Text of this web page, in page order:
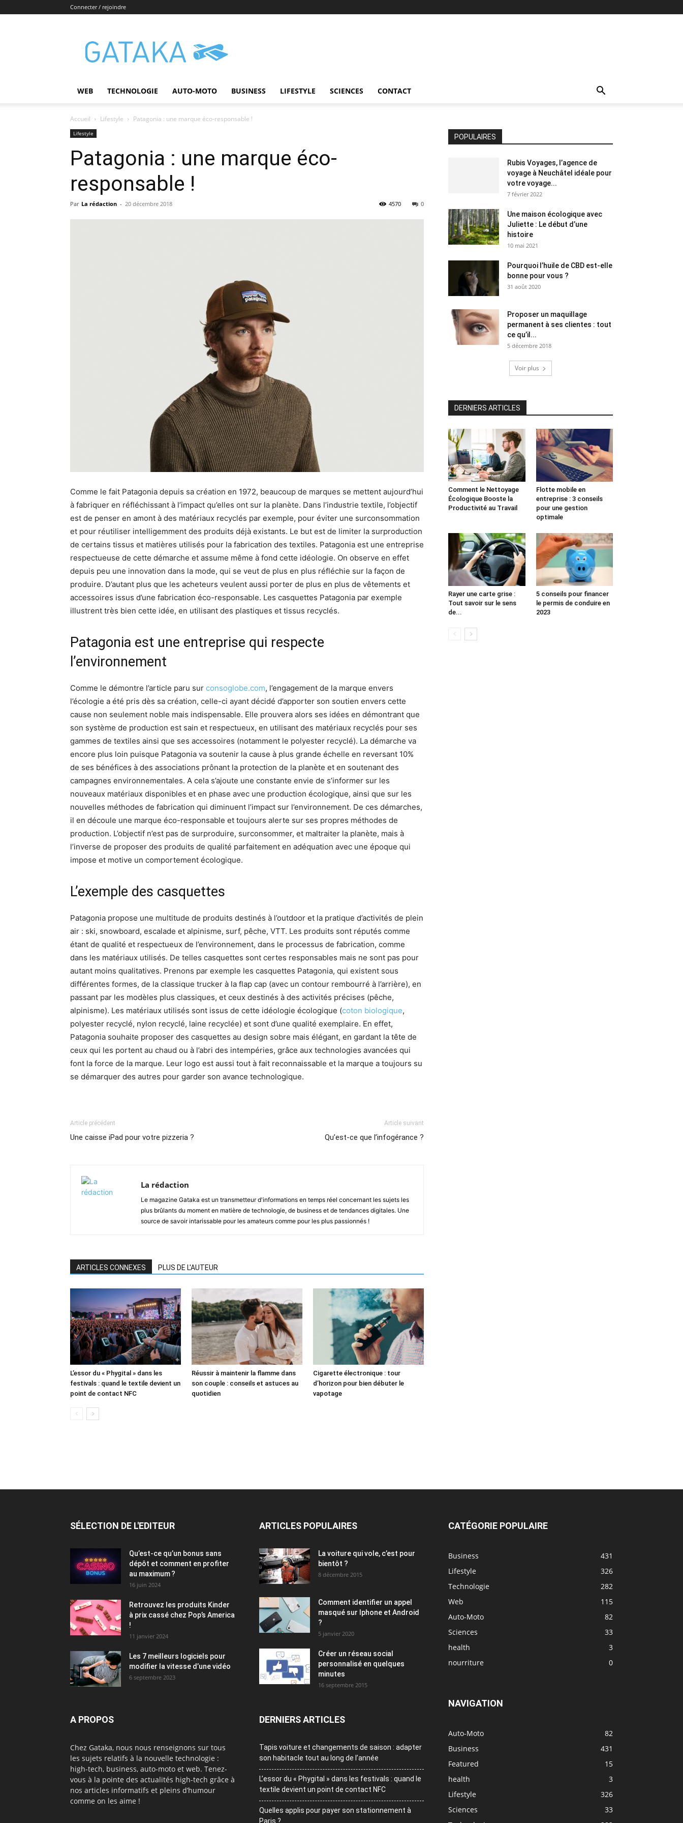
Connecter / rejoindre
WEB TECHNOLOGIE AUTO-MOTO BUSINESS LIFESTYLE SCIENCES CONTACT
Accueil Lifestyle Patagonia : une marque éco-responsable !
Lifestyle
Patagonia : une marque éco-
responsable !
Par La rédaction - 20 décembre 2018 0
4570
Comme le fait Patagonia depuis sa création en 1972, beaucoup de marques se mettent aujourd’hui
à fabriquer en réfléchissant à l’impact qu’elles ont sur la planète. Dans l’industrie textile, l’objectif
est de penser en amont à des matériaux recyclés par exemple, pour éviter une surconsommation
et pour réutiliser intelligemment des produits déjà existants. Le but est de limiter la surproduction
de certains tissus et matières utilisés pour la fabrication des textiles. Patagonia est une entreprise
respectueuse de cette démarche et assume même à fond cette idéologie. On observe en effet
depuis peu une innovation dans la mode, qui se veut de plus en plus réfléchie sur la façon de
produire. D’autant plus que les acheteurs veulent aussi porter de plus en plus de vêtements et
accessoires issus d’une fabrication éco-responsable. Les casquettes Patagonia par exemple
illustrent très bien cette idée, en utilisant des plastiques et tissus recyclés.
Patagonia est une entreprise qui respecte
l’environnement
Comme le démontre l’article paru sur consoglobe.com, l’engagement de la marque envers
l’écologie a été pris dès sa création, celle-ci ayant décidé d’apporter son soutien envers cette
cause non seulement noble mais indispensable. Elle prouvera alors ses idées en démontrant que
son système de production est sain et respectueux, en utilisant des matériaux recyclés pour ses
gammes de textiles ainsi que ses accessoires (notamment le polyester recyclé). La démarche va
encore plus loin puisque Patagonia va soutenir la cause à plus grande échelle en reversant 10%
de ses bénéfices à des associations prônant la protection de la planète et en soutenant des
campagnes environnementales. A cela s’ajoute une constante envie de s’informer sur les
nouveaux matériaux disponibles et en phase avec une production écologique, ainsi que sur les
nouvelles méthodes de fabrication qui diminuent l’impact sur l’environnement. De ces démarches,
il en découle une marque éco-responsable et toujours alerte sur ses propres méthodes de
production. L’objectif n’est pas de surproduire, surconsommer, et maltraiter la planète, mais à
l’inverse de proposer des produits de qualité parfaitement en adéquation avec une époque qui
impose et motive un comportement écologique.
L’exemple des casquettes
Patagonia propose une multitude de produits destinés à l’outdoor et la pratique d’activités de plein
air : ski, snowboard, escalade et alpinisme, surf, pêche, VTT. Les produits sont réputés comme
étant de qualité et respectueux de l’environnement, dans le processus de fabrication, comme
dans les matériaux utilisés. De telles casquettes sont certes responsables mais ne sont pas pour
autant moins qualitatives. Prenons par exemple les casquettes Patagonia, qui existent sous
différentes formes, de la classique trucker à la flap cap (avec un contour rembourré à l’arrière), en
passant par les modèles plus classiques, et ceux destinés à des activités précises (pêche,
alpinisme). Les matériaux utilisés sont issus de cette idéologie écologique (coton biologique,
polyester recyclé, nylon recyclé, laine recyclée) et sont d’une qualité exemplaire. En effet,
Patagonia souhaite proposer des casquettes au design sobre mais élégant, en gardant la tête de
ceux qui les portent au chaud ou à l’abri des intempéries, grâce aux technologies avancées qui
font la force de la marque. Leur logo est aussi tout à fait reconnaissable et la marque a toujours su
se démarquer des autres pour garder son avance technologique.
Article précédent
Une caisse iPad pour votre pizzeria ?
Article suivant
Qu’est-ce que l’infogérance ?
La rédaction
Le magazine Gataka est un transmetteur d'informations en temps réel concernant les sujets les
plus brûlants du moment en matière de technologie, de business et de tendances digitales. Une
source de savoir intarissable pour les amateurs comme pour les plus passionnés !
ARTICLES CONNEXES PLUS DE L'AUTEUR
L’essor du « Phygital » dans les
festivals : quand le textile devient un
point de contact NFC
Réussir à maintenir la flamme dans
son couple : conseils et astuces au
quotidien
Cigarette électronique : tour
d’horizon pour bien débuter le
vapotage
POPULAIRES
Rubis Voyages, l’agence de
voyage à Neuchâtel idéale pour
votre voyage...
7 février 2022
Une maison écologique avec
Juliette : Le début d’une
histoire
10 mai 2021
Pourquoi l’huile de CBD est-elle
bonne pour vous ?
31 août 2020
Proposer un maquillage
permanent à ses clientes : tout
ce qu’il...
5 décembre 2018
Voir plus
DERNIERS ARTICLES
Comment le Nettoyage
Écologique Booste la
Productivité au Travail
Flotte mobile en
entreprise : 3 conseils
pour une gestion
optimale
Rayer une carte grise :
Tout savoir sur le sens
de...
5 conseils pour financer
le permis de conduire en
2023
SÉLECTION DE L'EDITEUR
Qu’est-ce qu’un bonus sans
dépôt et comment en profiter
au maximum ?
16 juin 2024
Retrouvez les produits Kinder
à prix cassé chez Pop’s America
!
11 janvier 2024
Les 7 meilleurs logiciels pour
modifier la vitesse d’une vidéo
6 septembre 2023
A PROPOS
Chez Gataka, nous nous renseignons sur tous
les sujets relatifs à la nouvelle technologie :
high-tech, business, auto-moto et web. Tenez-
vous à la pointe des actualités high-tech grâce à
nos articles informatifs et pleins d’humour
comme on les aime !
ARTICLES POPULAIRES
La voiture qui vole, c’est pour
bientôt ?
8 décembre 2015
Comment identifier un appel
masqué sur Iphone et Android
?
5 janvier 2020
Créer un réseau social
personnalisé en quelques
minutes
16 septembre 2015
DERNIERS ARTICLES
Tapis voiture et changements de saison : adapter
son habitacle tout au long de l’année
L’essor du « Phygital » dans les festivals : quand le
textile devient un point de contact NFC
Quelles applis pour payer son stationnement à
Paris ?
CATÉGORIE POPULAIRE
Business
431
Lifestyle
326
Technologie
282
Web
115
Auto-Moto
82
Sciences
33
health
3
nourriture
0
NAVIGATION
Auto-Moto
82
Business
431
Featured
15
health
3
Lifestyle
326
Sciences
33